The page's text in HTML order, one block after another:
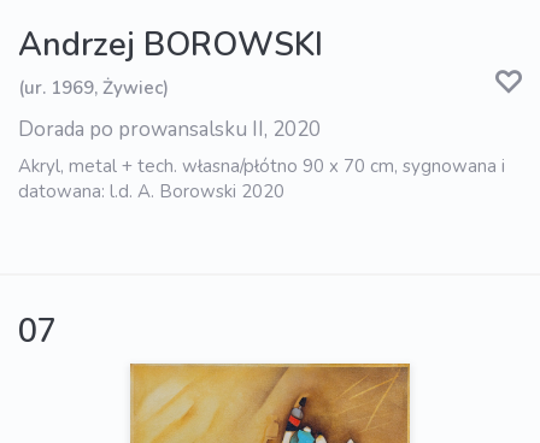
Andrzej BOROWSKI
(ur. 1969, Żywiec)
Dorada po prowansalsku II, 2020
Akryl, metal + tech. własna/płótno 90 x 70 cm, sygnowana i
datowana: l.d. A. Borowski 2020
07